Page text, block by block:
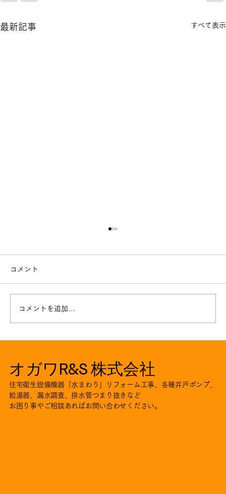
最新記事 すべて表示
コメント
コメントを追加…
オガワR&S 株式会社
住宅衛生設備機器「水まわり」リフォーム工事、各種井戸ポンプ、
給湯器、漏水調査、排水管つまり抜きなど
お困り事やご相談あればお問い合わせください。